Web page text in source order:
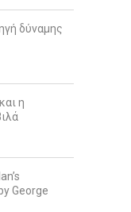
δύναμης
η
George